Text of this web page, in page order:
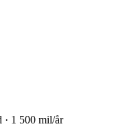
· 1 500 mil/år